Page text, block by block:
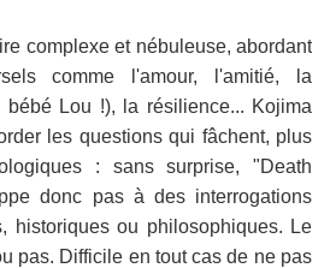
complexe et nébuleuse, abordant
comme l'amour, l'amitié, la
bébé Lou !), la résilience... Kojima
les questions qui fâchent, plus
: sans surprise, "Death
donc pas à des interrogations
historiques ou philosophiques. Le
pas. Difficile en tout cas de ne pas